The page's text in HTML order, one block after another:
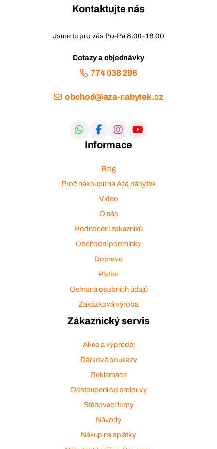
Kontaktujte nás
Jsme tu pro vás Po-Pá 8:00-16:00
Dotazy a objednávky
774 038 296
obchod@aza-nabytek.cz
Informace
Blog
Proč nakoupit na Aza nábytek
Video
O nás
Hodnocení zákazníků
Obchodní podmínky
Doprava
Platba
Ochrana osobních údajů
Zakázková výroba
Zákaznický servis
Akce a výprodej
Dárkové poukazy
Reklamace
Odstoupení od smlouvy
Stěhovací firmy
Návody
Nákup na splátky